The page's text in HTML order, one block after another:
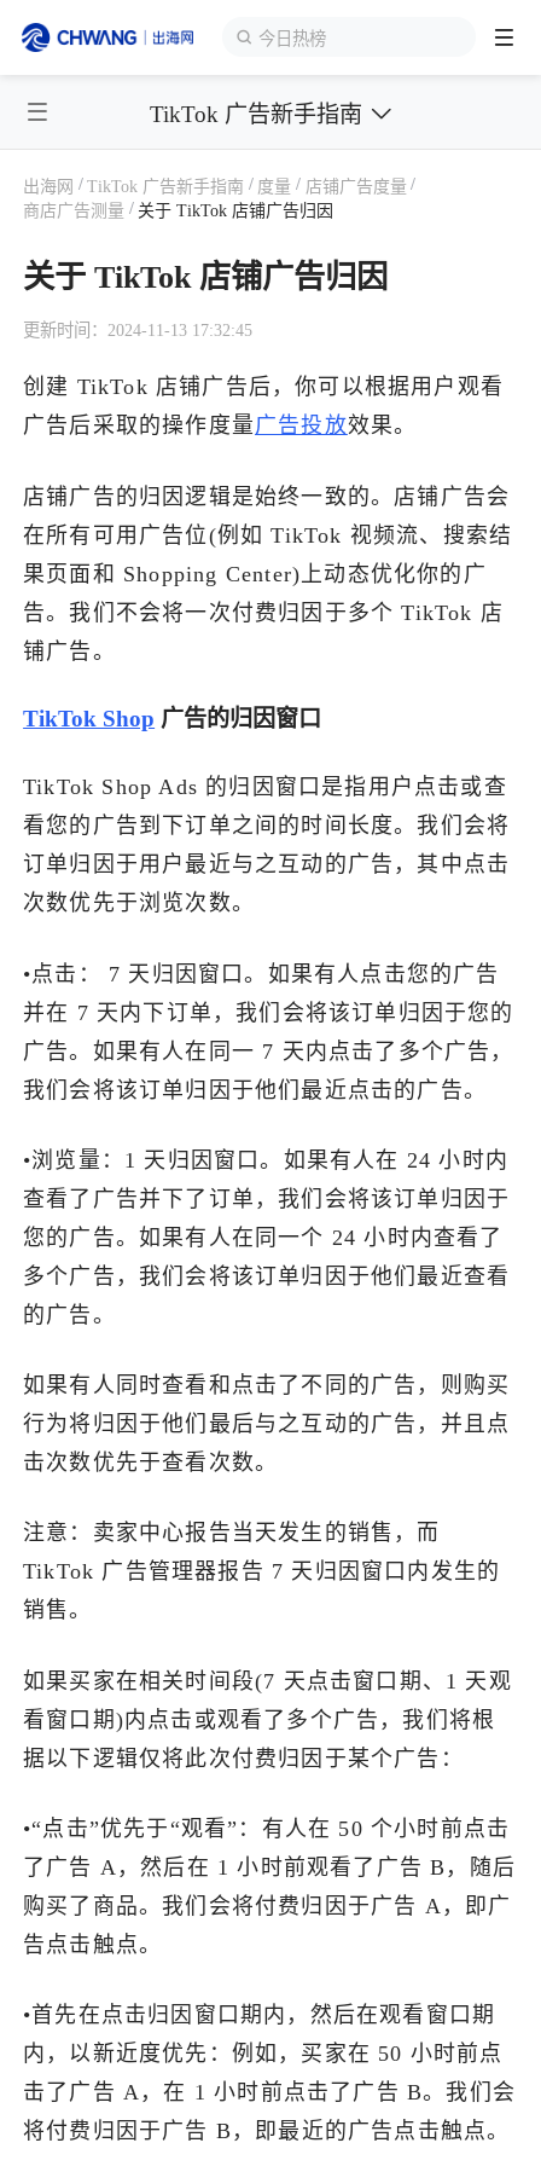
今日热榜
跨境展会
出海服务
出海资讯
出海导航
出海交流群
了解出海网
TikTok 广告新手指南
出海网 / TikTok 广告新手指南 / 度量 / 店铺广告度量 /
商店广告测量 / 关于 TikTok 店铺广告归因
关于 TikTok 店铺广告归因
更新时间：2024-11-13 17:32:45
创建 TikTok 店铺广告后，你可以根据用户观看
广告后采取的操作度量广告投放效果。
店铺广告的归因逻辑是始终一致的。店铺广告会
在所有可用广告位(例如 TikTok 视频流、搜索结
果页面和 Shopping Center)上动态优化你的广
告。我们不会将一次付费归因于多个 TikTok 店
铺广告。
TikTok Shop 广告的归因窗口
TikTok Shop Ads 的归因窗口是指用户点击或查
看您的广告到下订单之间的时间长度。我们会将
订单归因于用户最近与之互动的广告，其中点击
次数优先于浏览次数。
•点击： 7 天归因窗口。如果有人点击您的广告
并在 7 天内下订单，我们会将该订单归因于您的
广告。如果有人在同一 7 天内点击了多个广告，
我们会将该订单归因于他们最近点击的广告。
•浏览量：1 天归因窗口。如果有人在 24 小时内
查看了广告并下了订单，我们会将该订单归因于
您的广告。如果有人在同一个 24 小时内查看了
多个广告，我们会将该订单归因于他们最近查看
的广告。
如果有人同时查看和点击了不同的广告，则购买
行为将归因于他们最后与之互动的广告，并且点
击次数优先于查看次数。
注意：卖家中心报告当天发生的销售，而
TikTok 广告管理器报告 7 天归因窗口内发生的
销售。
如果买家在相关时间段(7 天点击窗口期、1 天观
看窗口期)内点击或观看了多个广告，我们将根
据以下逻辑仅将此次付费归因于某个广告：
•“点击”优先于“观看”：有人在 50 个小时前点击
了广告 A，然后在 1 小时前观看了广告 B，随后
购买了商品。我们会将付费归因于广告 A，即广
告点击触点。
•首先在点击归因窗口期内，然后在观看窗口期
内，以新近度优先：例如，买家在 50 小时前点
击了广告 A，在 1 小时前点击了广告 B。我们会
将付费归因于广告 B，即最近的广告点击触点。